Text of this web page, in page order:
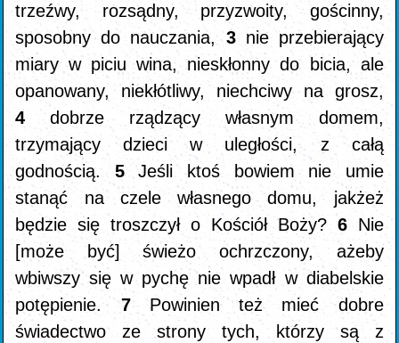
trzeźwy, rozsądny, przyzwoity, gościnny,
sposobny do nauczania, 3 nie przebierający
miary w piciu wina, nieskłonny do bicia, ale
opanowany, niekłótliwy, niechciwy na grosz,
4dobrze rządzący własnym domem,
trzymający dzieci w uległości, z całą
godnością. 5Jeśli ktoś bowiem nie umie
stanąć na czele własnego domu, jakżeż
będzie się troszczył o Kościół Boży? 6 Nie
[może być] świeżo ochrzczony, ażeby
wbiwszy się w pychę nie wpadł w diabelskie
potępienie. 7 Powinien też mieć dobre
świadectwo ze strony tych, którzy są z